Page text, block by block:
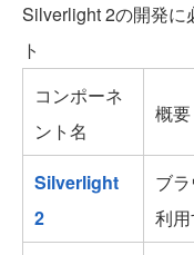
Silverlight 2の開発に
ト
コンポーネ
ント名
概要
Silverlight
2
ブ
利